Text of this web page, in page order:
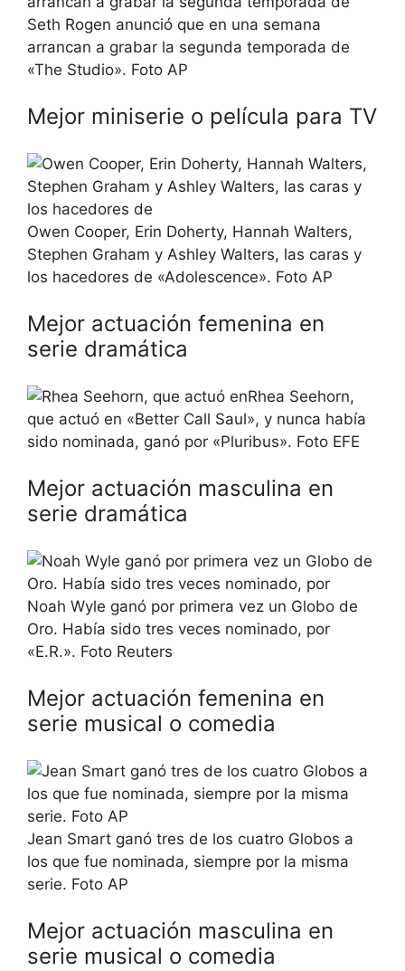
Seth Rogen anunció que en una semana
arrancan a grabar la segunda temporada de
«The Studio». Foto AP
Mejor miniserie o película para TV
Owen Cooper, Erin Doherty, Hannah Walters,
Stephen Graham y Ashley Walters, las caras y
los hacedores de «Adolescence». Foto AP
Mejor actuación femenina en
serie dramática
Rhea Seehorn,
que actuó en «Better Call Saul», y nunca había
sido nominada, ganó por «Pluribus». Foto EFE
Mejor actuación masculina en
serie dramática
Noah Wyle ganó por primera vez un Globo de
Oro. Había sido tres veces nominado, por
«E.R.». Foto Reuters
Mejor actuación femenina en
serie musical o comedia
Jean Smart ganó tres de los cuatro Globos a
los que fue nominada, siempre por la misma
serie. Foto AP
Mejor actuación masculina en
serie musical o comedia